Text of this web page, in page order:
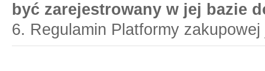
być zarejestrowany w jej bazie
6. Regulamin Platformy